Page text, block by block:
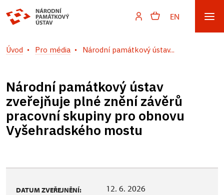
EN
Úvod Pro média Národní památkový ústav...
Národní památkový ústav
zveřejňuje plné znění závěrů
pracovní skupiny pro obnovu
Vyšehradského mostu
DATUM ZVEŘEJNĚNÍ: 12. 6. 2026